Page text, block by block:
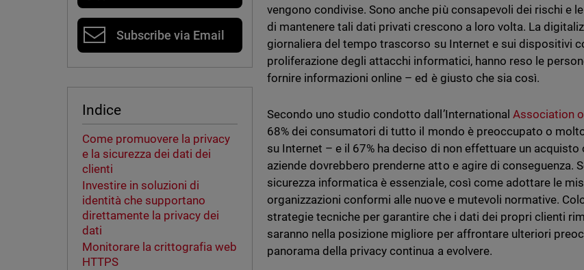
Subscribe via Email
Indice
Come promuovere la privacy
e la sicurezza dei dati dei
clienti
Investire in soluzioni di
identità che supportano
direttamente la privacy dei
dati
Monitorare la crittografia web
HTTPS
vengono condivise. Sono anche più consapevoli dei rischi e
di mantenere tali dati privati crescono a loro volta. La
giornaliera del tempo trascorso su Internet e sui dispositivi
proliferazione degli attacchi informatici, hanno reso le
fornire informazioni online – ed è giusto che sia così.
Secondo uno studio condotto dall’International Association
68% dei consumatori di tutto il mondo è preoccupato o
su Internet – e il 67% ha deciso di non effettuare un
aziende dovrebbero prenderne atto e agire di conseguenza.
sicurezza informatica è essenziale, così come adottare le
organizzazioni conformi alle nuove e mutevoli normative.
strategie tecniche per garantire che i dati dei propri clienti
saranno nella posizione migliore per affrontare ulteriori
panorama della privacy continua a evolvere.